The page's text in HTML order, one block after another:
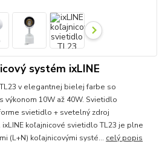
systém ixLINE
v elegantnej bielej farbe so
výkonom 10W až 40W. Svietidlo
svietidlo + svetelný zdroj
koľajnicové svietidlo TL23 je plne
(L+N) koľajnicovými systé... celý popis